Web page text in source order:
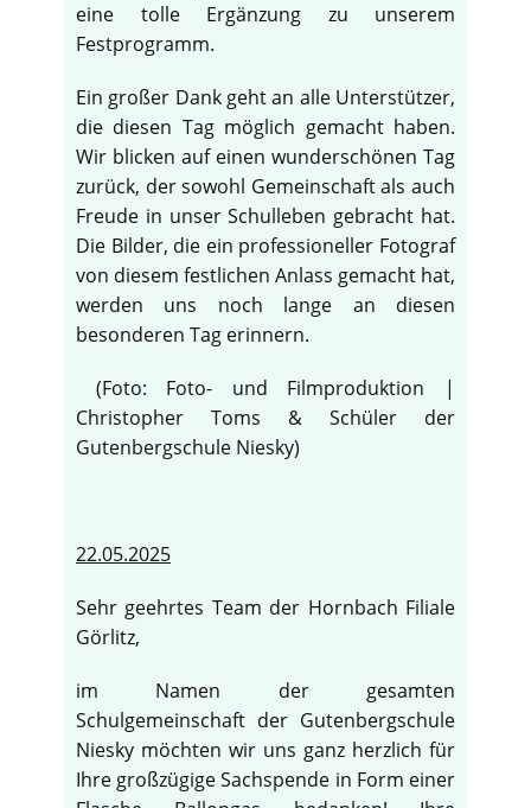
eine tolle Ergänzung zu unserem
Festprogramm.
Ein großer Dank geht an alle Unterstützer,
die diesen Tag möglich gemacht haben.
Wir blicken auf einen wunderschönen Tag
zurück, der sowohl Gemeinschaft als auch
Freude in unser Schulleben gebracht hat.
Die Bilder, die ein professioneller Fotograf
von diesem festlichen Anlass gemacht hat,
werden uns noch lange an diesen
besonderen Tag erinnern.
(Foto: Foto- und Filmproduktion |
Christopher Toms & Schüler der
Gutenbergschule Niesky)
22.05.2025
Sehr geehrtes Team der Hornbach Filiale
Görlitz,
im Namen der gesamten
Schulgemeinschaft der Gutenbergschule
Niesky möchten wir uns ganz herzlich für
Ihre großzügige Sachspende in Form einer